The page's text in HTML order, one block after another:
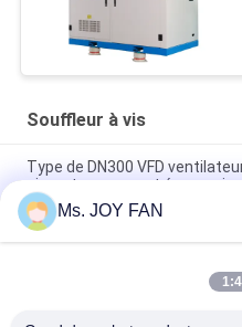
Souffleur à vis
Type de DN300 VFD
aimant permanent
Le ventilateur rotatoire de lobe
bleu rotatoire
BLG210RA-III/BLG210RB-III
Ms. JOY FAN